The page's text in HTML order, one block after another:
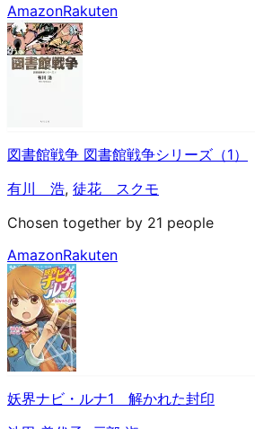
AmazonRakuten
図書館戦争 図書館戦争シリーズ（1）
有川 浩, 徒花 スクモ
Chosen together by 21 people
AmazonRakuten
妖界ナビ・ルナ1 解かれた封印